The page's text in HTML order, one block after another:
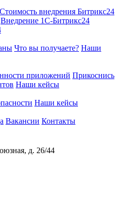
Стоимость внедрения Битрикс24
Внедрение 1С-Битрикс24
Что вы получаете? Наши
приложений Прикоснись
Наши кейсы
Наши кейсы
Вакансии Контакты
д. 26/44